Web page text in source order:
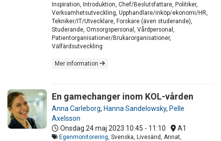
Inspiration, Introduktion, Chef/Beslutsfattare, Politiker,
Verksamhetsutveckling, Upphandlare/inköp/ekonomi/HR,
Tekniker/IT/Utvecklare, Forskare (även studerande),
Studerande, Omsorgspersonal, Vårdpersonal,
Patientorganisationer/Brukarorganisationer,
Välfärdsutveckling
Mer information
En gamechanger inom KOL-vården
Anna Carleborg, Hanna Sandelowsky, Pelle
Axelsson
Onsdag 24 maj 2023 10:45 - 11:10 A1
Egenmonitorering , Svenska, Livesänd, Annat,